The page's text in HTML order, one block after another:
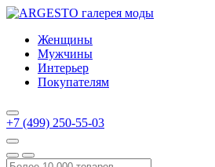
Женщины
Мужчины
Интерьер
Покупателям
+7 (499) 250-55-03